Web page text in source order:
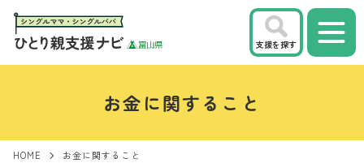
支援を探す
お金に関すること
HOME お金に関すること